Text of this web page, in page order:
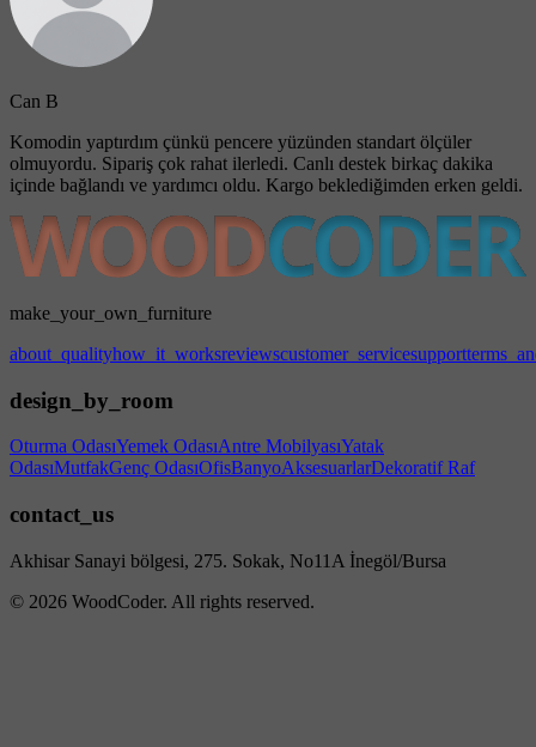
Can B
Komodin yaptırdım çünkü pencere yüzünden standart ölçüler
olmuyordu. Sipariş çok rahat ilerledi. Canlı destek birkaç dakika
içinde bağlandı ve yardımcı oldu. Kargo beklediğimden erken geldi.
make_your_own_furniture
about_qualityhow_it_worksreviewscustomer_servicesupport
design_by_room
Oturma OdasıYemek OdasıAntre MobilyasıYatak
OdasıMutfakGenç OdasıOfisBanyoAksesuarlarDekoratif Raf
contact_us
Akhisar Sanayi bölgesi, 275. Sokak, No11A İnegöl/Bursa
© 2026 WoodCoder. All rights reserved.